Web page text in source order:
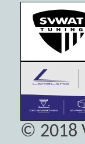
© 2018